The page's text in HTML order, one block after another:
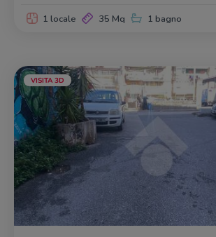
1 locale 35 Mq 1 bagno
VISITA 3D